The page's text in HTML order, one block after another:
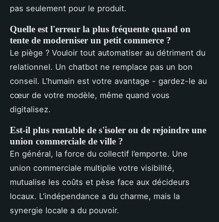
pas seulement pour le produit.
Quelle est l'erreur la plus fréquente quand on
tente de moderniser un petit commerce ?
Le piège ? Vouloir tout automatiser au détriment du
relationnel. Un chatbot ne remplace pas un bon
conseil. L’humain est votre avantage - gardez-le au
cœur de votre modèle, même quand vous
digitalisez.
Est-il plus rentable de s'isoler ou de rejoindre une
union commerciale de ville ?
En général, la force du collectif l’emporte. Une
union commerciale multiplie votre visibilité,
mutualise les coûts et pèse face aux décideurs
locaux. L’indépendance a du charme, mais la
synergie locale a du pouvoir.